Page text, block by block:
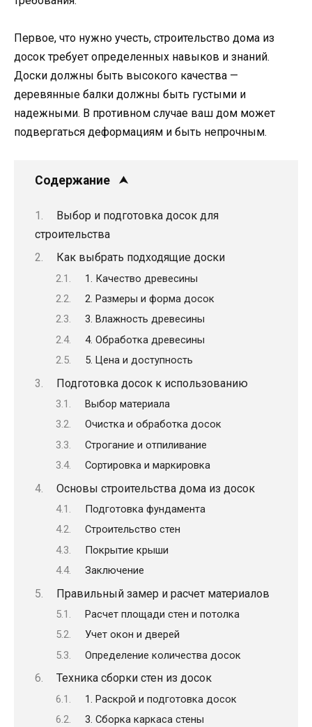
Первое, что нужно учесть, строительство дома из
досок требует определенных навыков и знаний.
Доски должны быть высокого качества —
деревянные балки должны быть густыми и
надежными. В противном случае ваш дом может
подвергаться деформациям и быть непрочным.
Содержание
Выбор и подготовка досок для
строительства
Как выбрать подходящие доски
1. Качество древесины
2. Размеры и форма досок
3. Влажность древесины
4. Обработка древесины
5. Цена и доступность
Подготовка досок к использованию
Выбор материала
Очистка и обработка досок
Строгание и отпиливание
Сортировка и маркировка
Основы строительства дома из досок
Подготовка фундамента
Строительство стен
Покрытие крыши
Заключение
Правильный замер и расчет материалов
Расчет площади стен и потолка
Учет окон и дверей
Определение количества досок
Техника сборки стен из досок
1. Раскрой и подготовка досок
3. Сборка каркаса стены